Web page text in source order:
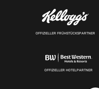
OFFIZIELLER FRÜHSTÜCKSPARTNER
OFFIZIELLER HOTELPARTNER